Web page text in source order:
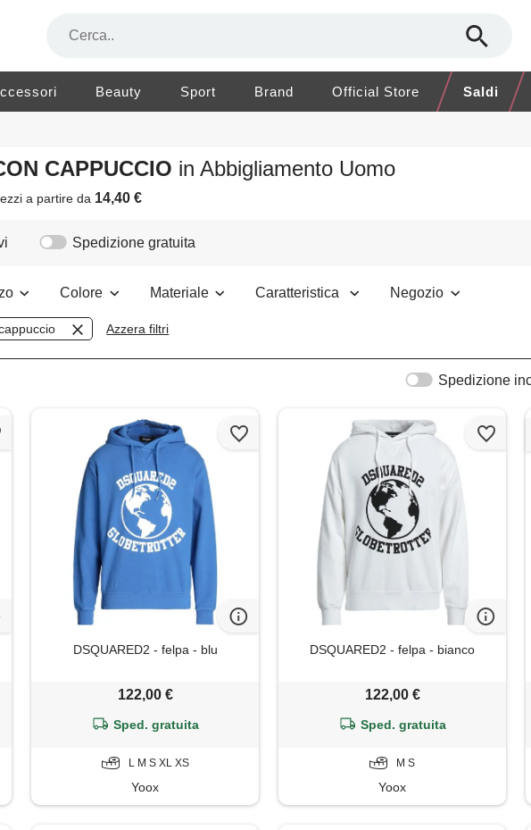
Beauty Sport Brand Official Store Saldi
CAPPUCCIO in Abbigliamento Uomo
a partire da 14,40 €
Spedizione gratuita
Colore Materiale Caratteristica Negozio
Azzera filtri
Spedizione
DSQUARED2 - felpa - blu
122,00 €
Sped. gratuita
L M S XL XS
Yoox
DSQUARED2 - felpa - bianco
122,00 €
Sped. gratuita
M S
Yoox